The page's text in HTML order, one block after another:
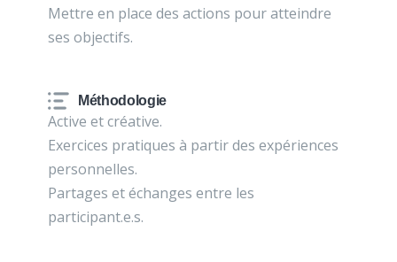
Mettre en place des actions pour atteindre
ses objectifs.
Méthodologie
Active et créative.
Exercices pratiques à partir des expériences
personnelles.
Partages et échanges entre les
participant.e.s.